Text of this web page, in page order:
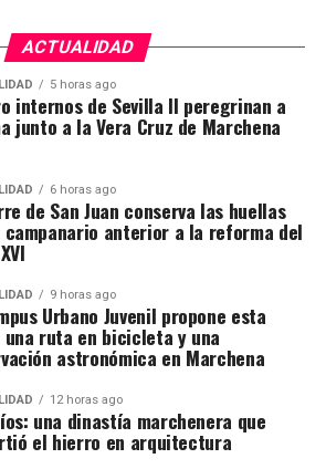
a buscar trabajo sobre el
el 90% repite campaña y
contratadas previamente
ya conocen. Muchos puestos
a hijos y se mantienen desde
la vendimia
están previstas desde
en las zonas francesas donde la
La campaña se extenderá durante
como Borgoña, Champaña,
ACTUALIDAD
5 horas ago
internos de Sevilla II peregrinan a
junto a la Vera Cruz de Marchena
6 horas ago
de San Juan conserva las huellas
campanario anterior a la reforma del
9 horas ago
Urbano Juvenil propone esta
ruta en bicicleta y una
astronómica en Marchena
12 horas ago
una dinastía marchenera que
el hierro en arquitectura